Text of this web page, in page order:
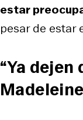
estar
pesar de estar
“Ya